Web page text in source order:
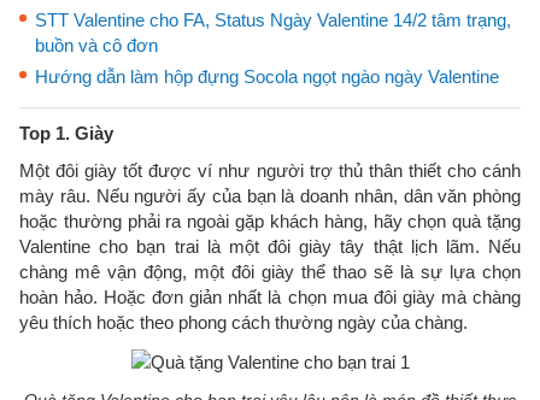
STT Valentine cho FA, Status Ngày Valentine 14/2 tâm trạng,
buồn và cô đơn
Hướng dẫn làm hộp đựng Socola ngọt ngào ngày Valentine
Top 1. Giày
Một đôi giày tốt được ví như người trợ thủ thân thiết cho cánh
mày râu. Nếu người ấy của bạn là doanh nhân, dân văn phòng
hoặc thường phải ra ngoài gặp khách hàng, hãy chọn quà tặng
Valentine cho bạn trai là một đôi giày tây thật lịch lãm. Nếu
chàng mê vận động, một đôi giày thể thao sẽ là sự lựa chọn
hoàn hảo. Hoặc đơn giản nhất là chọn mua đôi giày mà chàng
yêu thích hoặc theo phong cách thường ngày của chàng.